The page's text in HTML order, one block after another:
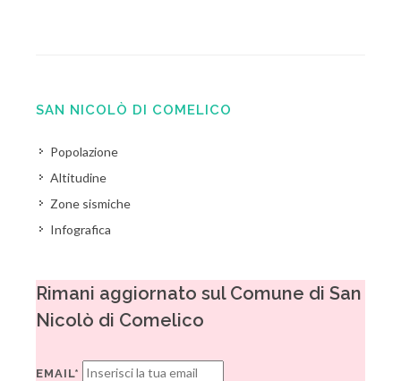
SAN NICOLÒ DI COMELICO
Popolazione
Altitudine
Zone sismiche
Infografica
Rimani aggiornato sul Comune di San
Nicolò di Comelico
EMAIL*